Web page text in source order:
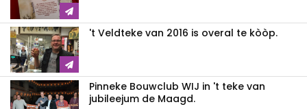
't Veldteke van 2016 is overal te kòòp.
Pinneke Bouwclub WIJ in 't teke van
jubileejum de Maagd.